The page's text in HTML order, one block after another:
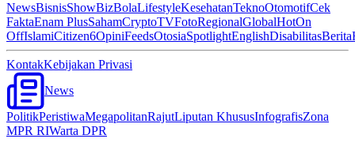
NewsBisnisShowBizBolaLifestyleKesehatanTeknoOtomotifCek
FaktaEnam PlusSahamCryptoTVFotoRegionalGlobalHotOn
OffIslamiCitizen6OpiniFeedsOtosiaSpotlightEnglishDisabilitasBerita
KontakKebijakan Privasi
News
PolitikPeristiwaMegapolitanRajutLiputan KhususInfografisZona
MPR RIWarta DPR